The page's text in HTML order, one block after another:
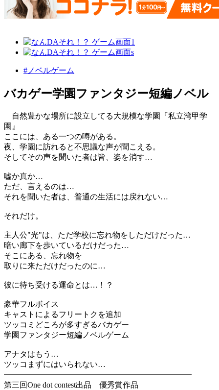
#ノベルゲーム
バカゲー学園ファンタジー短編ノベル
自然豊かな場所に設立してる大規模な学園『私立湾甲学
園』
ここには、ある一つの噂がある。
夜、学園に訪れると不思議な声が聞こえる。
そしてその声を聞いた者は皆、姿を消す…
嘘か真か…
ただ、言えるのは…
それを聞いた者は、普通の生活には戻れない…
それだけ。
主人公"光"は、ただ学校に忘れ物をしただけだった…
暗い廊下を歩いているだけだった…
そこにある、忘れ物を
取りに来ただけだったのに…
彼に待ち受ける運命とは…！？
豪華フルボイス
キャストによるフリートクを追加
ツッコミどころが多すぎるバカゲー
学園ファンタジー短編ノベルゲーム
アナタはもう…
ツッコまずにはいられない…
━━━━━━━━━━━━━━━━━━━━━━━━
第三回One dot contest出品 優秀賞作品